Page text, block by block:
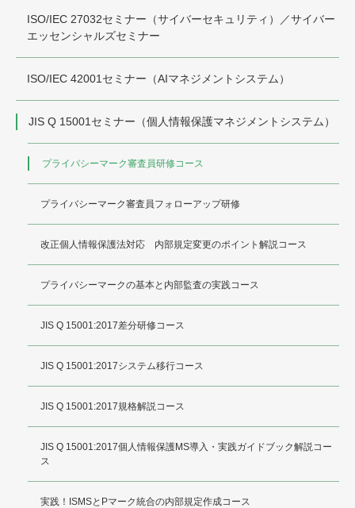
ISO/IEC 27032セミナー（サイバーセキュリティ）／サイバー
エッセンシャルズセミナー
ISO/IEC 42001セミナー（AIマネジメントシステム）
JIS Q 15001セミナー（個人情報保護マネジメントシステム）
プライバシーマーク審査員研修コース
プライバシーマーク審査員フォローアップ研修
改正個人情報保護法対応 内部規定変更のポイント解説コース
プライバシーマークの基本と内部監査の実践コース
JIS Q 15001:2017差分研修コース
JIS Q 15001:2017システム移行コース
JIS Q 15001:2017規格解説コース
JIS Q 15001:2017個人情報保護MS導入・実践ガイドブック解説コー
ス
実践！ISMSとPマーク統合の内部規定作成コース